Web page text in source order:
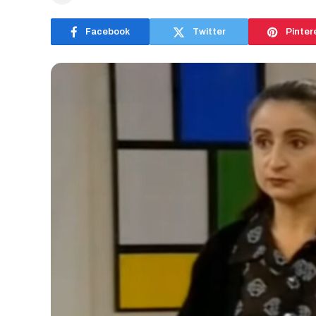
Facebook Twitter